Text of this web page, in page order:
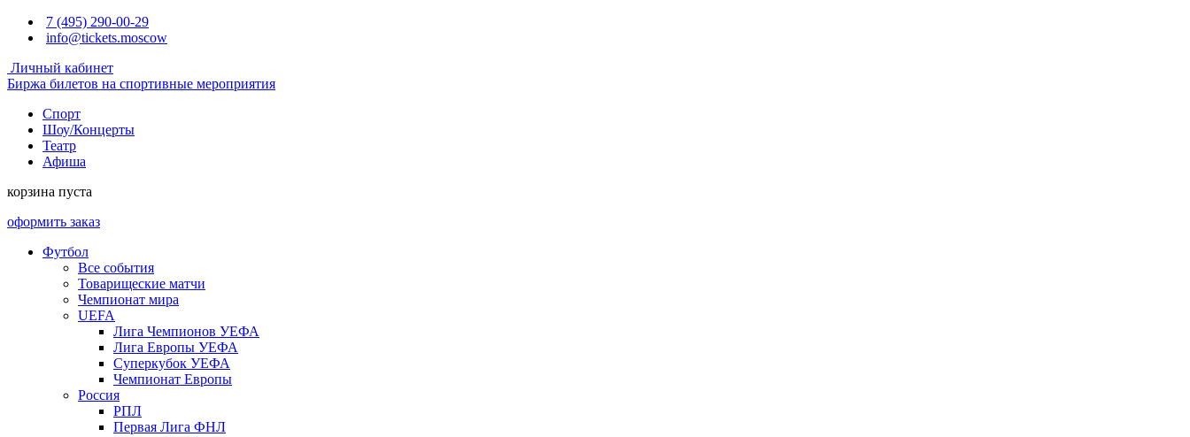
7 (495) 290-00-29
info@tickets.moscow
Личный кабинет
Биржа билетов на спортивные мероприятия
Спорт
Шоу/Концерты
Театр
Афиша
корзина пуста
оформить заказ
Футбол
Все события
Товарищеские матчи
Чемпионат мира
UEFA
Лига Чемпионов УЕФА
Лига Европы УЕФА
Суперкубок УЕФА
Чемпионат Европы
Россия
РПЛ
Первая Лига ФНЛ